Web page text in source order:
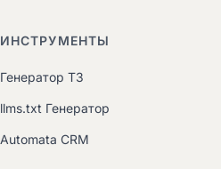
ИНСТРУМЕНТЫ
Генератор ТЗ
llms.txt Генератор
Automata CRM